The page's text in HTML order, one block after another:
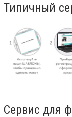
Типичный
Сервис для